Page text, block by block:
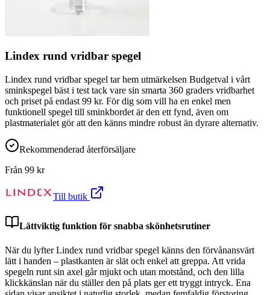
Lindex rund vridbar spegel
Lindex rund vridbar spegel tar hem utmärkelsen Budgetval i vårt
sminkspegel bäst i test tack vare sin smarta 360 graders vridbarhet
och priset på endast 99 kr. För dig som vill ha en enkel men
funktionell spegel till sminkbordet är den ett fynd, även om
plastmaterialet gör att den känns mindre robust än dyrare alternativ.
Rekommenderad återförsäljare
Från 99 kr
Till butik
Lättviktig funktion för snabba skönhetsrutiner
När du lyfter Lindex rund vridbar spegel känns den förvånansvärt
lätt i handen – plastkanten är slät och enkel att greppa. Att vrida
spegeln runt sin axel går mjukt och utan motstånd, och den lilla
klickkänslan när du ställer den på plats ger ett tryggt intryck. Ena